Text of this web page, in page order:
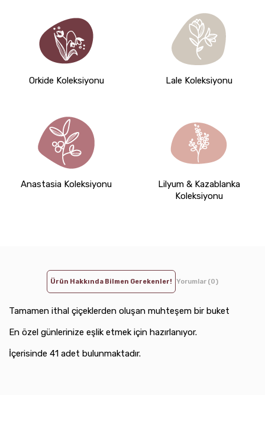
Orkide Koleksiyonu Lale Koleksiyonu
Anastasia Koleksiyonu
Lilyum & Kazablanka
Koleksiyonu
Ürün Hakkında Bilmen Gerekenler! Yorumlar (0)
Tamamen ithal çiçeklerden oluşan muhteşem bir buket
En özel günlerinize eşlik etmek için hazırlanıyor.
İçerisinde 41 adet bulunmaktadır.